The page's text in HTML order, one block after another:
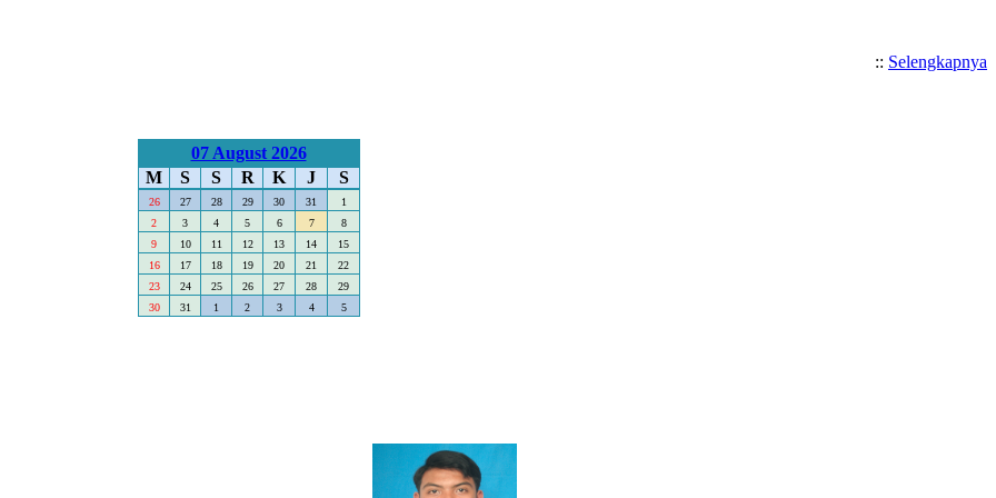
:: Selengkapnya
07 August 2026
M
S S R K J S
26 27 28 29 30 31
1
2
3 4 5 6 7
8
9
10 11 12 13 14
15
16
17 18 19 20 21
22
23
24 25 26 27 28
29
30
31 1 2 3 4 5